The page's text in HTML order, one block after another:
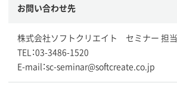
お問い合わせ先
株式会社ソフトクリエイト セミナー 担当
TEL：03-3486-1520
E-mail：sc-seminar@softcreate.co.jp